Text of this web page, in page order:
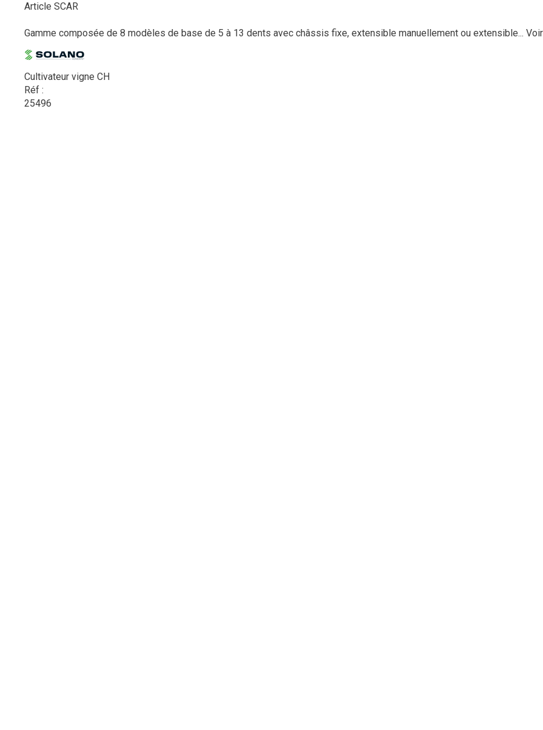
Article SCAR
Gamme composée de 8 modèles de base de 5 à 13 dents avec châssis fixe, extensible manuellement ou extensible...
Cultivateur vigne CH
Réf :
25496